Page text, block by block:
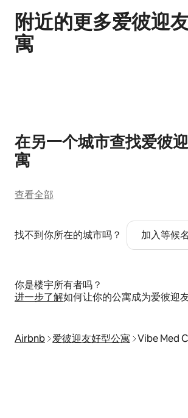
附近的更多爱彼迎
寓
在另一个城市查找爱彼
寓
查看全部
找不到你所在的城市吗？ 加入等候
你是楼宇所有者吗？
进一步了解如何让你的公寓成为爱彼迎
Airbnb 爱彼迎友好型公寓 Vibe Med